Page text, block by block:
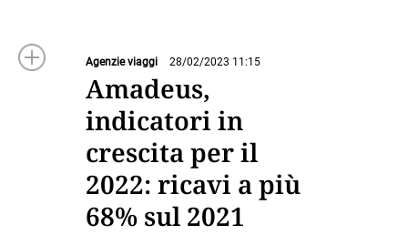
Agenzie viaggi 28/02/2023 11:15
Amadeus,
indicatori in
crescita per il
2022: ricavi a più
68% sul 2021